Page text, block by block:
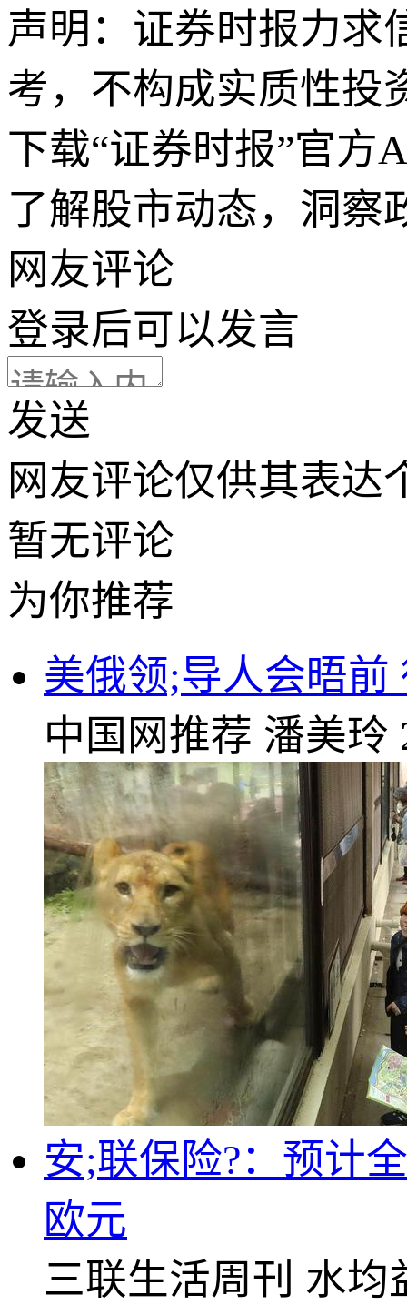
声明：证券时报力求
考，不构成实质性投
下载“证券时报”官方
了解股市动态，洞察
网友评论
登录后可以发言
发送
网友评论仅供其表达
暂无评论
为你推荐
美俄领;导人会晤
中国网推荐 潘美玲
安;联保险?：预计
欧元
三联生活周刊 水均